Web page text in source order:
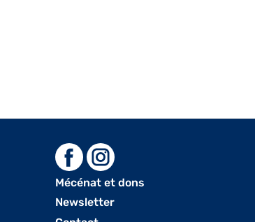
Menu
Mécénat et dons
Newsletter